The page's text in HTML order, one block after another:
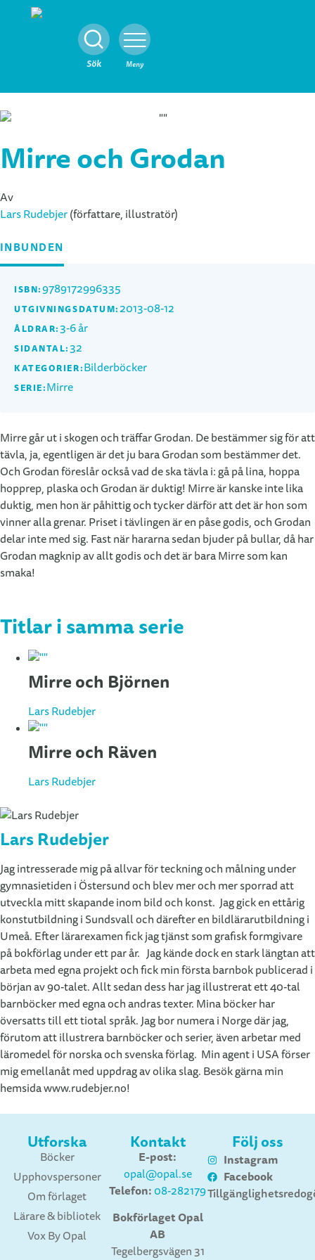
Sök
Stäng Meny
Mirre och Grodan
Av
Lars Rudebjer(författare, illustratör)
INBUNDEN
ISBN:9789172996335
UTGIVNINGSDATUM: 2013-08-12
ÅLDRAR:3-6 år
SIDANTAL:32
KATEGORIER:Bilderböcker
SERIE:Mirre
Mirre går ut i skogen och träffar Grodan. De bestämmer sig för att
tävla, ja, egentligen är det ju bara Grodan som bestämmer det.
Och Grodan föreslår också vad de ska tävla i: gå på lina, hoppa
hopprep, plaska och Grodan är duktig! Mirre är kanske inte lika
duktig, men hon är påhittig och tycker därför att det är hon som
vinner alla grenar. Priset i tävlingen är en påse godis, och Grodan
delar inte med sig. Fast när hararna sedan bjuder på bullar, då har
Grodan magknip av allt godis och det är bara Mirre som kan
smaka!
Titlar i samma serie
Mirre och Björnen
Lars Rudebjer
Mirre och Räven
Lars Rudebjer
Lars Rudebjer
Jag intresserade mig på allvar för teckning och målning under
gymnasietiden i Östersund och blev mer och mer sporrad att
utveckla mitt skapande inom bild och konst. Jag gick en ettårig
konstutbildning i Sundsvall och därefter en bildlärarutbildning i
Umeå. Efter lärarexamen fick jag tjänst som grafisk formgivare
på bokförlag under ett par år. Jag kände dock en stark längtan att
arbeta med egna projekt och fick min första barnbok publicerad i
början av 90-talet. Allt sedan dess har jag illustrerat ett 40-tal
barnböcker med egna och andras texter. Mina böcker har
översatts till ett tiotal språk. Jag bor numera i Norge där jag,
förutom att illustrera barnböcker och serier, även arbetar med
läromedel för norska och svenska förlag. Min agent i USA förser
mig emellanåt med uppdrag av olika slag. Besök gärna min
hemsida www.rudebjer.no!
Utforska
Böcker
Upphovspersoner
Om förlaget
Lärare & bibliotek
Vox By Opal
Kontakt
E-post:
opal@opal.se
Telefon:08-282179
Bokförlaget Opal
AB
Tegelbergsvägen 31
Följ oss
Instagram
Facebook